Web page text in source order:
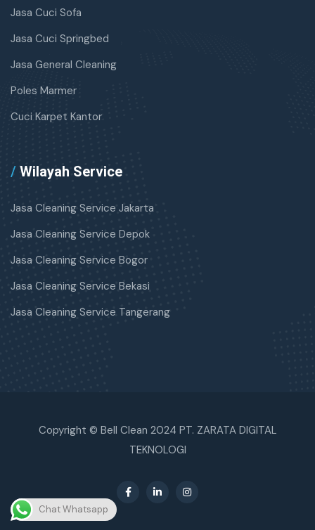
Jasa Cuci Sofa
Jasa Cuci Springbed
Jasa General Cleaning
Poles Marmer
Cuci Karpet Kantor
/ Wilayah Service
Jasa Cleaning Service Jakarta
Jasa Cleaning Service Depok
Jasa Cleaning Service Bogor
Jasa Cleaning Service Bekasi
Jasa Cleaning Service Tangerang
Copyright © Bell Clean 2024 PT. ZARATA DIGITAL
TEKNOLOGI
Chat Whatsapp